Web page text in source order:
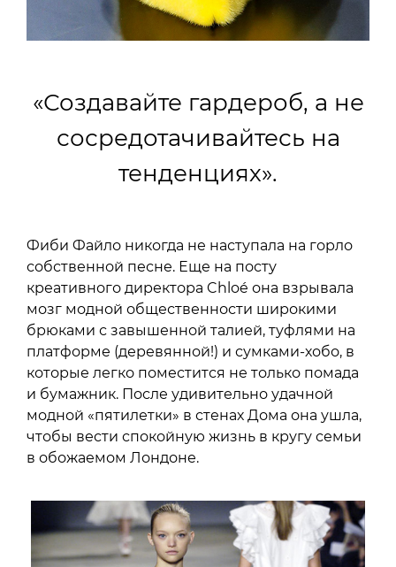
«Создавайте гардероб, а не
сосредотачивайтесь на
тенденциях».
Фиби Файло никогда не наступала на горло
собственной песне. Еще на посту
креативного директора Chloé она взрывала
мозг модной общественности широкими
брюками с завышенной талией, туфлями на
платформе (деревянной!) и сумками-хобо, в
которые легко поместится не только помада
и бумажник. После удивительно удачной
модной «пятилетки» в стенах Дома она ушла,
чтобы вести спокойную жизнь в кругу семьи
в обожаемом Лондоне.